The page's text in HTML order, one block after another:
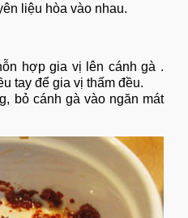
liệu hòa vào nhau.
hợp gia vị lên cánh gà .
tay để gia vị thấm đều.
bỏ cánh gà vào ngăn mát